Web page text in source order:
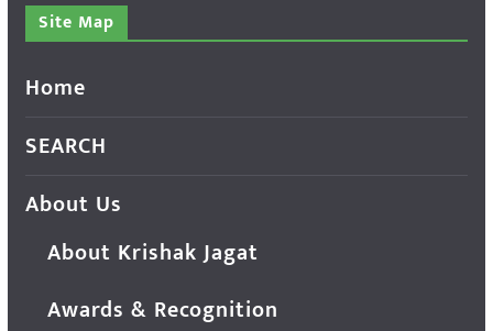
Site Map
Home
SEARCH
About Us
About Krishak Jagat
Awards & Recognition